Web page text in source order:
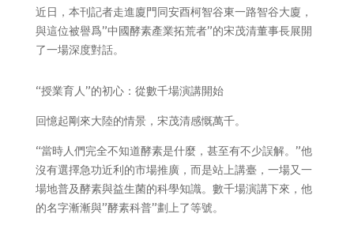
近日，本刊記者走進廈門同安酉柯智谷東一路智谷大廈，
與這位被譽爲”中國酵素產業拓荒者”的宋茂清董事長展開
了一場深度對話。
“授業育人”的初心：從數千場演講開始
回憶起剛來大陸的情景，宋茂清感慨萬千。
“當時人們完全不知道酵素是什麼，甚至有不少誤解。”他
沒有選擇急功近利的市場推廣，而是站上講臺，一場又一
場地普及酵素與益生菌的科學知識。數千場演講下來，他
的名字漸漸與”酵素科普”劃上了等號。